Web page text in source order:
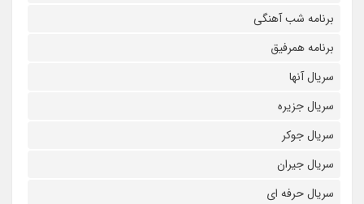
برنامه شب آهنگی
برنامه همرفیق
سریال آنها
سریال جزیره
سریال جوکر
سریال جیران
سریال حرفه ای